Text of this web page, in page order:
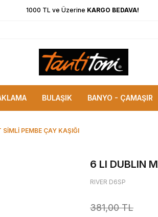
1000 TL ve Üzerine KARGO BEDAVA!
BULAŞIK BANYO - ÇAMAŞIR
SİMLİ PEMBE ÇAY KAŞIĞI
6 LI DUBLIN
RIVER D6SP
381,00TL